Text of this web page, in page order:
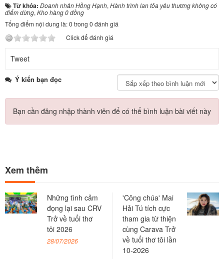
Từ khóa: Doanh nhân Hồng Hạnh, Hành trình lan tỏa yêu thương không có
điểm dừng, Kho hàng 0 đồng
Tổng điểm nội dung là: 0 trong 0 đánh giá
Click để đánh giá
Tweet
Ý kiến bạn đọc
Bạn cần đăng nhập thành viên để có thể bình luận bài viết này
Xem thêm
Những tình cảm
đọng lại sau CRV
Trở về tuổi thơ
tôi 2026
28/07/2026
'Công chúa' Mai
Hải Tú tích cực
tham gia từ thiện
cùng Carava Trở
về tuổi thơ tôi lần
10-2026